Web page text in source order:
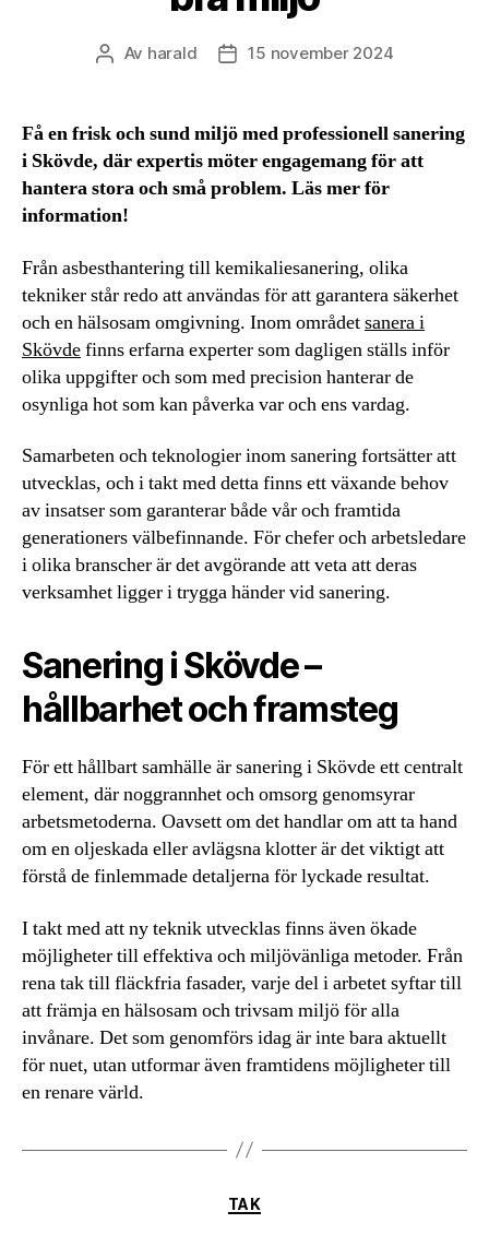
Inläggsförfattare
Av harald Inläggsdatum
15 november 2024
Få en frisk och sund miljö med professionell sanering
i Skövde, där expertis möter engagemang för att
hantera stora och små problem. Läs mer för
information!
Från asbesthantering till kemikaliesanering, olika
tekniker står redo att användas för att garantera säkerhet
och en hälsosam omgivning. Inom områdetsanera i
Skövdefinns erfarna experter som dagligen ställs inför
olika uppgifter och som med precision hanterar de
osynliga hot som kan påverka var och ens vardag.
Samarbeten och teknologier inom sanering fortsätter att
utvecklas, och i takt med detta finns ett växande behov
av insatser som garanterar både vår och framtida
generationers välbefinnande. För chefer och arbetsledare
i olika branscher är det avgörande att veta att deras
verksamhet ligger i trygga händer vid sanering.
Sanering i Skövde –
hållbarhet och framsteg
För ett hållbart samhälle är sanering i Skövde ett centralt
element, där noggrannhet och omsorg genomsyrar
arbetsmetoderna. Oavsett om det handlar om att ta hand
om en oljeskada eller avlägsna klotter är det viktigt att
förstå de finlemmade detaljerna för lyckade resultat.
I takt med att ny teknik utvecklas finns även ökade
möjligheter till effektiva och miljövänliga metoder. Från
rena tak till fläckfria fasader, varje del i arbetet syftar till
att främja en hälsosam och trivsam miljö för alla
invånare. Det som genomförs idag är inte bara aktuellt
för nuet, utan utformar även framtidens möjligheter till
en renare värld.
Kategorier
TAK